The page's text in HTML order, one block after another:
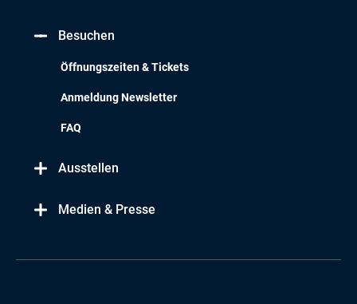
Besuchen
Öffnungszeiten & Tickets
Anmeldung Newsletter
FAQ
Ausstellen
Medien & Presse